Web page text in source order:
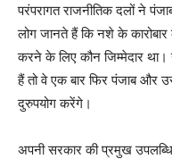
परंपरागत राजनीतिक दलों ने
लोग जानते हैं कि नशे के कारोबार
करने के लिए कौन जिम्मेदार
हैं तो वे एक बार फिर पंजाब और
दुरुपयोग करेंगे।
अपनी सरकार की प्रमुख